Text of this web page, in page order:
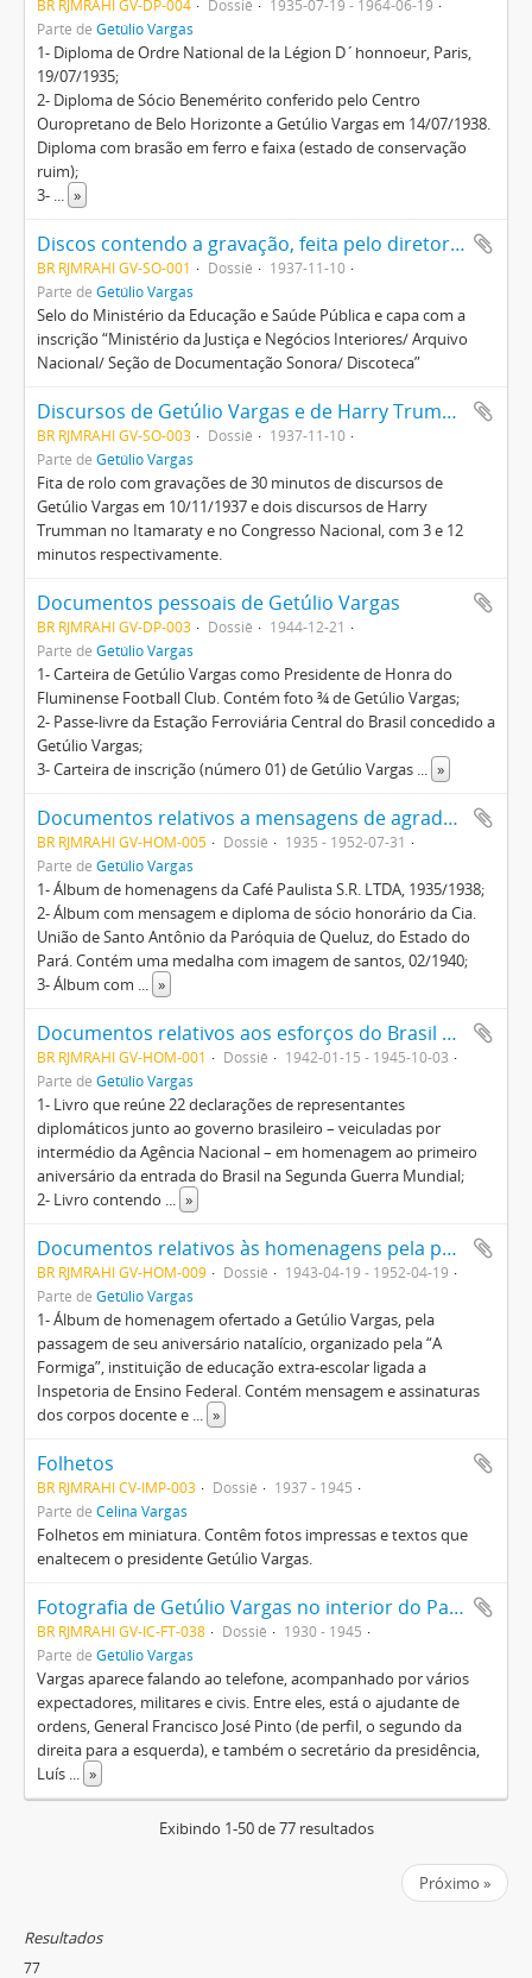
BR RJMRAHI GV-DP-004 Dossiê
1935-07-19 - 1964-06-19
Parte de Getúlio Vargas
1- Diploma de Ordre National de la Légion D´honnoeur, Paris,
19/07/1935;
2- Diploma de Sócio Benemérito conferido pelo Centro
Ouropretano de Belo Horizonte a Getúlio Vargas em 14/07/1938.
Diploma com brasão em ferro e faixa (estado de conservação
ruim);
3- ... »
Discos contendo a gravação, feita pelo diretor do Instituto Nacional de Cinema Educativo, do discurso pronunciado pelo Presidente Getúlio Vargas
BR RJMRAHI GV-SO-001 Dossiê
1937-11-10
Parte de Getúlio Vargas
Selo do Ministério da Educação e Saúde Pública e capa com a
inscrição “Ministério da Justiça e Negócios Interiores/ Arquivo
Nacional/ Seção de Documentação Sonora/ Discoteca”
Discursos de Getúlio Vargas e de Harry Trumman
BR RJMRAHI GV-SO-003 Dossiê
1937-11-10
Parte de Getúlio Vargas
Fita de rolo com gravações de 30 minutos de discursos de
Getúlio Vargas em 10/11/1937 e dois discursos de Harry
Trumman no Itamaraty e no Congresso Nacional, com 3 e 12
minutos respectivamente.
Documentos pessoais de Getúlio Vargas
BR RJMRAHI GV-DP-003 Dossiê
1944-12-21
Parte de Getúlio Vargas
1- Carteira de Getúlio Vargas como Presidente de Honra do
Fluminense Football Club. Contém foto ¾ de Getúlio Vargas;
2- Passe-livre da Estação Ferroviária Central do Brasil concedido a
Getúlio Vargas;
3- Carteira de inscrição (número 01) de Getúlio Vargas ... »
Documentos relativos a mensagens de agradecimento e de reconhecimento a Getúlio Vargas
BR RJMRAHI GV-HOM-005 Dossiê
1935 - 1952-07-31
Parte de Getúlio Vargas
1- Álbum de homenagens da Café Paulista S.R. LTDA, 1935/1938;
2- Álbum com mensagem e diploma de sócio honorário da Cia.
União de Santo Antônio da Paróquia de Queluz, do Estado do
Pará. Contém uma medalha com imagem de santos, 02/1940;
3- Álbum com ... »
Documentos relativos aos esforços do Brasil contra os países totalitários em prol da solidariedade pan-americana, durante a Segunda Guerra
BR RJMRAHI GV-HOM-001 Dossiê
1942-01-15 - 1945-10-03
Parte de Getúlio Vargas
1- Livro que reúne 22 declarações de representantes
diplomáticos junto ao governo brasileiro – veiculadas por
intermédio da Agência Nacional – em homenagem ao primeiro
aniversário da entrada do Brasil na Segunda Guerra Mundial;
2- Livro contendo ... »
Documentos relativos às homenagens pela passagem do aniversário natalício de Getúlio Vargas
BR RJMRAHI GV-HOM-009 Dossiê
1943-04-19 - 1952-04-19
Parte de Getúlio Vargas
1- Álbum de homenagem ofertado a Getúlio Vargas, pela
passagem de seu aniversário natalício, organizado pela “A
Formiga”, instituição de educação extra-escolar ligada a
Inspetoria de Ensino Federal. Contém mensagem e assinaturas
dos corpos docente e ... »
Folhetos
BR RJMRAHI CV-IMP-003 Dossiê
1937 - 1945
Parte de Celina Vargas
Folhetos em miniatura. Contêm fotos impressas e textos que
enaltecem o presidente Getúlio Vargas.
Fotografia de Getúlio Vargas no interior do Palácio do Catete, Salão de Banquetes
BR RJMRAHI GV-IC-FT-038 Dossiê
1930 - 1945
Parte de Getúlio Vargas
Vargas aparece falando ao telefone, acompanhado por vários
expectadores, militares e civis. Entre eles, está o ajudante de
ordens, General Francisco José Pinto (de perfil, o segundo da
direita para a esquerda), e também o secretário da presidência,
Luís ... »
Exibindo 1-50 de 77 resultados
Próximo »
Resultados
77